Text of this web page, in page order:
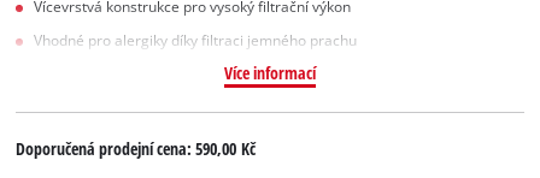
Vícevrstvá konstrukce pro vysoký filtrační výkon
Vhodné pro alergiky díky filtraci jemného prachu
Více informací
Doporučená prodejní cena:590,00 Kč